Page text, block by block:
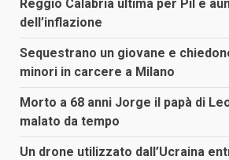
Reggio Calabria ultima per Pil e
dell’inflazione
Sequestrano un giovane e
minori in carcere a Milano
Morto a 68 anni Jorge il papà di
malato da tempo
Un drone utilizzato dall’Ucraina